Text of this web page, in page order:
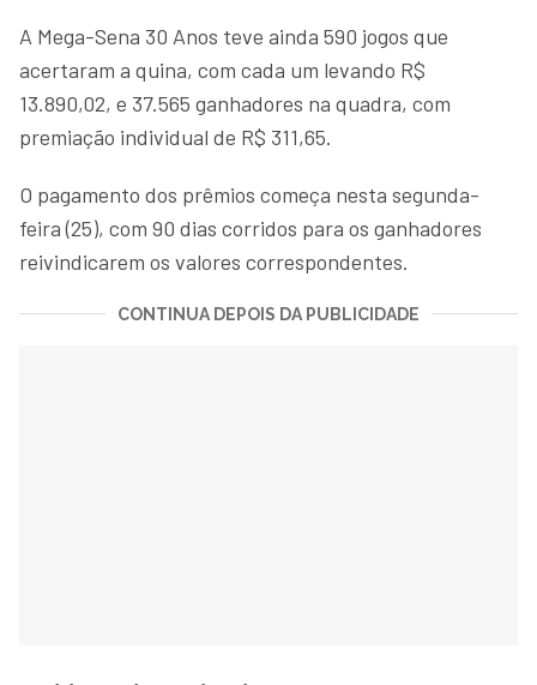
A Mega-Sena 30 Anos teve ainda 590 jogos que
acertaram a quina, com cada um levando R$
13.890,02, e 37.565 ganhadores na quadra, com
premiação individual de R$ 311,65.
O pagamento dos prêmios começa nesta segunda-
feira (25), com 90 dias corridos para os ganhadores
reivindicarem os valores correspondentes.
CONTINUA DEPOIS DA PUBLICIDADE